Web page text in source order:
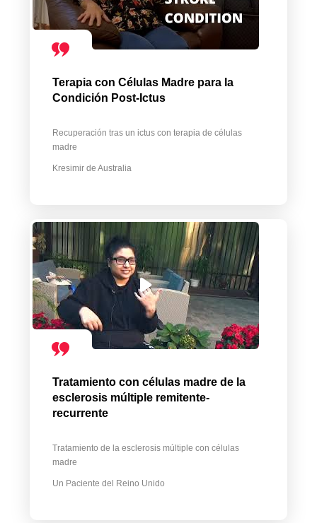
Terapia con Células Madre para la
Condición Post-Ictus
Recuperación tras un ictus con terapia de células
madre
Kresimir de Australia
Tratamiento con células madre de la
esclerosis múltiple remitente-
recurrente
Tratamiento de la esclerosis múltiple con células
madre
Un Paciente del Reino Unido